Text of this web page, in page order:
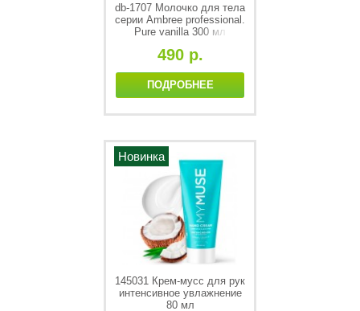
db-1707 Молочко для тела
серии Ambree professional.
Pure vanilla 300 мл
490 р.
ПОДРОБНЕЕ
Новинка
145031 Крем-мусс для рук
интенсивное увлажнение
80 мл